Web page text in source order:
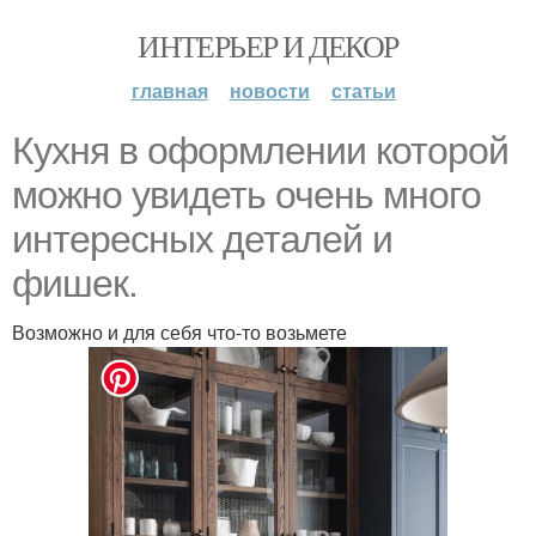
ИНТЕРЬЕР И ДЕКОР
главная новости статьи
Кухня в оформлении которой
можно увидеть очень много
интересных деталей и
фишек.
Возможно и для себя что-то возьмете